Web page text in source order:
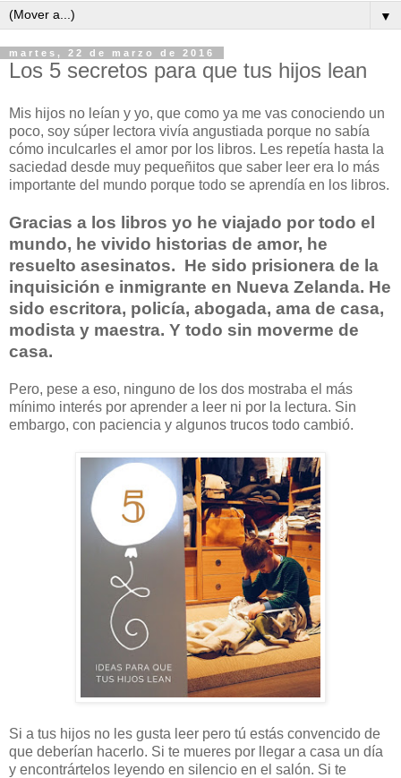
▼
martes, 22 de marzo de 2016
Los 5 secretos para que tus hijos lean
Mis hijos no leían y yo, que como ya me vas conociendo un
poco, soy súper lectora vivía angustiada porque no sabía
cómo inculcarles el amor por los libros. Les repetía hasta la
saciedad desde muy pequeñitos que saber leer era lo más
importante del mundo porque todo se aprendía en los libros.
Gracias a los libros yo he viajado por todo el
mundo, he vivido historias de amor, he
resuelto asesinatos. He sido prisionera de la
inquisición e inmigrante en Nueva Zelanda. He
sido escritora, policía, abogada, ama de casa,
modista y maestra. Y todo sin moverme de
casa.
Pero, pese a eso, ninguno de los dos mostraba el más
mínimo interés por aprender a leer ni por la lectura. Sin
embargo, con paciencia y algunos trucos todo cambió.
Si a tus hijos no les gusta leer pero tú estás convencido de
que deberían hacerlo. Si te mueres por llegar a casa un día
y encontrártelos leyendo en silencio en el salón. Si te